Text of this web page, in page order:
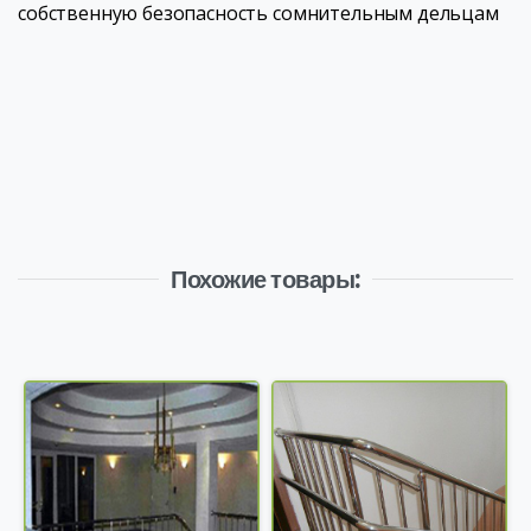
собственную безопасность сомнительным дельцам
Похожие товары: